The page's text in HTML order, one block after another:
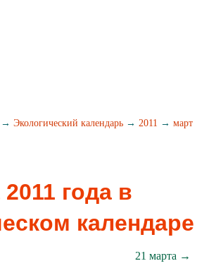
→ Экологический календарь → 2011 → март
года в
календаре
21 марта →